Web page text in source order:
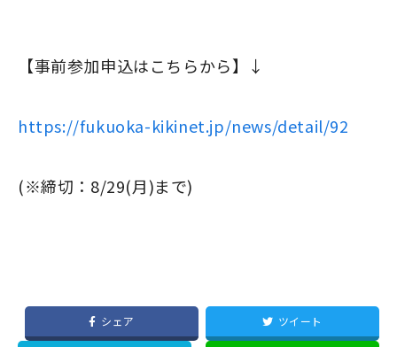
【事前参加申込はこちらから】↓
https://fukuoka-kikinet.jp/news/detail/92
(※締切：8/29(月)まで)
シェア ツイート